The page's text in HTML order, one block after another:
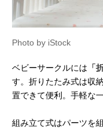
Photo by iStock
ベビーサークルには 「
す。折りたたみ式は収
置できて便利。手軽な
組み立て式はパーツを